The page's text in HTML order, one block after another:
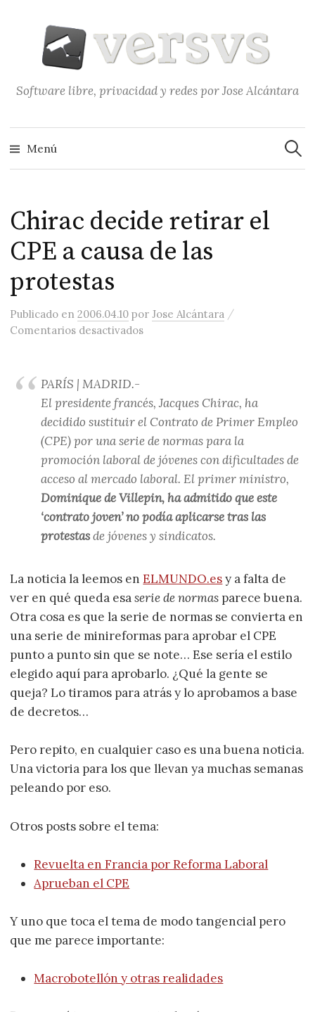
contenido
Software libre, privacidad y redes por Jose Alcántara
Menú
Chirac decide retirar el
CPE a causa de las
protestas
Publicado en2006.04.10 porJose Alcántara /
Comentarios desactivadosen Chirac decide retirar el CPE a
PARÍS | MADRID.-
El presidente francés, Jacques Chirac, ha
decidido sustituir el Contrato de Primer Empleo
(CPE) por una serie de normas para la
promoción laboral de jóvenes con dificultades de
acceso al mercado laboral. El primer ministro,
Dominique de Villepin, ha admitido que este
‘contrato joven’ no podía aplicarse tras las
protestasde jóvenes y sindicatos.
La noticia la leemos enELMUNDO.esy a falta de
ver en qué queda esaserie de normas parece buena.
Otra cosa es que la serie de normas se convierta en
una serie de minireformas para aprobar el CPE
punto a punto sin que se note… Ese sería el estilo
elegido aquí para aprobarlo. ¿Qué la gente se
queja? Lo tiramos para atrás y lo aprobamos a base
de decretos…
Pero repito, en cualquier caso es una buena noticia.
Una victoria para los que llevan ya muchas semanas
peleando por eso.
Otros posts sobre el tema:
Revuelta en Francia por Reforma Laboral
Aprueban el CPE
Y uno que toca el tema de modo tangencial pero
que me parece importante:
Macrobotellón y otras realidades